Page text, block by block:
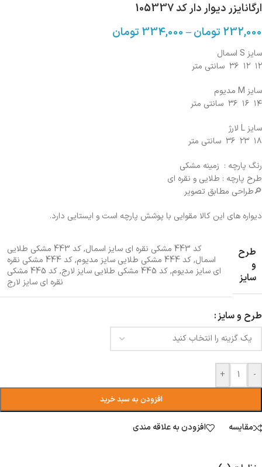
ارگانایزر دیوار دار کد 105337
232,000 تومان–
334,000 تومان
سایز S اسمال
۱۲ ۱۲ ۳۶ سانتی متر
سایز M مدیوم
۱۴ ۱۶ ۳۶ سانتی متر
سایز L لارژ
۱۸ ۲۳ ۳۶ سانتی متر
رنگ‌ پارچه : زمینه مشکی
طرح پارچه : طلایی و نقره ای
🔎طراحی مطابق تصویر
دیواره های این کالا مقوایی با پوشش پارچه است و ایستایی دارد.
طرح
و
سایز
کد 443 مشکی نقره ای سایز اسمال ,
کد 443 مشکی طلایی
اسمال,کد 444 مشکی طلایی سایز مدیوم ,
کد 444 مشکی نقره
ای سایز مدیوم,کد 445 مشکی طلایی سایز لارج ,
کد 445 مشکی
نقره ای سایز لارج
طرح و سایز
-
+
افزودن به سبد خرید
مقایسه افزودن به علاقه مندی